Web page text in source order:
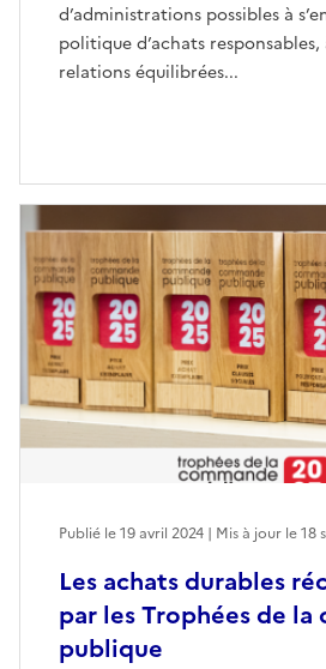
d’administrations possibles à
politique d’achats responsables,
relations équilibrées...
Les achats durables
par les Trophées de la
publique
Publié le 19 avril 2024 | Mis à jour le